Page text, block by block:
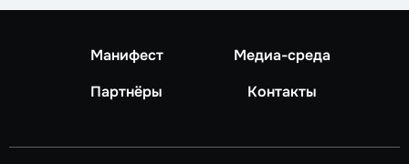
Манифест
Медиа-среда
Партнёры
Контакты